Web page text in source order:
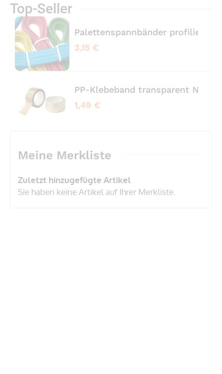
Top-Seller
Palettenspannbänder profiliert
3,15 €
PP-Klebeband transparent No
1,49 €
Meine Merkliste
Zuletzt hinzugefügte Artikel
Sie haben keine Artikel auf Ihrer Merkliste.